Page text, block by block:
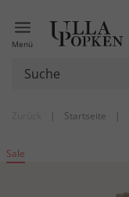
Menü
| Startseite |
Sale